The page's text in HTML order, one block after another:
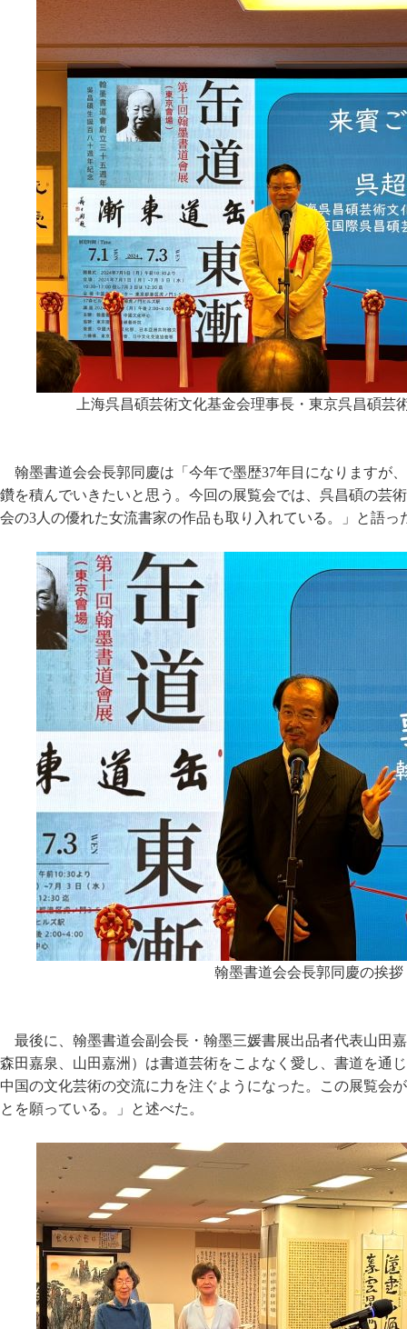
上海呉昌碩芸術文化基金会理事長・東京呉昌碩芸
翰墨書道会会長郭同慶は「今年で墨歴37年目になりますが
鑽を積んでいきたいと思う。今回の展覧会では、呉昌碩の芸
会の3人の優れた女流書家の作品も取り入れている。」と語っ
翰墨書道会会長郭同慶の挨拶
最後に、翰墨書道会副会長・翰墨三媛書展出品者代表山田
森田嘉泉、山田嘉洲）は書道芸術をこよなく愛し、書道を通
中国の文化芸術の交流に力を注ぐようになった。この展覧会
とを願っている。」と述べた。